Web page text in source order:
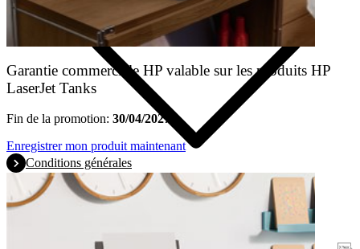
Garantie commerciale HP valable sur les produits HP
LaserJet Tanks
Fin de la promotion: 30/04/2027
Enregistrer mon produit maintenant
Conditions générales